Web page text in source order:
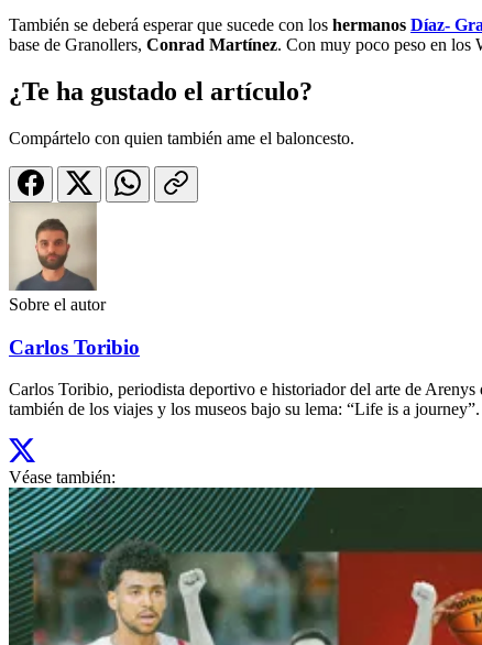
También se deberá esperar que sucede con los hermanos Díaz-
base de Granollers, Conrad Martínez. Con muy poco peso en los
¿Te ha gustado el artículo?
Compártelo con quien también ame el baloncesto.
Sobre el autor
Carlos Toribio
Carlos Toribio, periodista deportivo e historiador del arte de
también de los viajes y los museos bajo su lema: “Life is a journey”.
Véase también: